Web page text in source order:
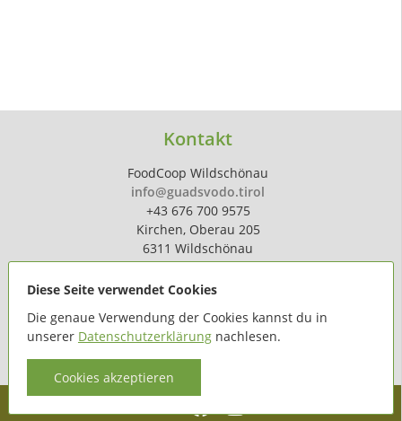
Kontakt
FoodCoop Wildschönau
info@guadsvodo.tirol
+43 676 700 9575
Kirchen, Oberau 205
6311 Wildschönau
powered byhoferdigital.at
Diese Seite verwendet Cookies
Die genaue Verwendung der Cookies kannst du in
unserer Datenschutzerklärungnachlesen.
Cookies akzeptieren